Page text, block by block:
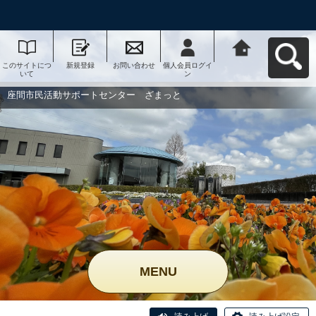
このサイトにつ
いて
新規登録 お問い合わせ
個人会員ログイ
ン
ー ざまっとへ
座間市民活動サポートセンター ざまっと
MENU